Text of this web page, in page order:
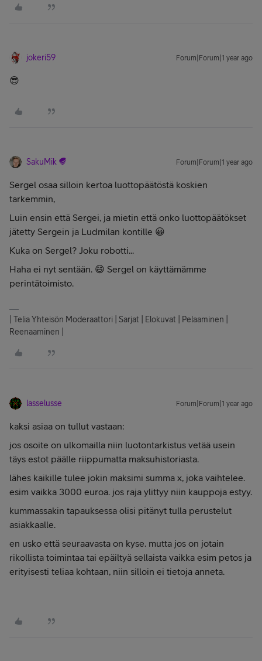
jokeri59 Forum|Forum|1 year ago
😎
SakuMik Forum|Forum|1 year ago
Sergel osaa silloin kertoa luottopäätöstä koskien
tarkemmin,
Luin ensin että Sergei, ja mietin että onko luottopäätökset
jätetty Sergein ja Ludmilan kontille 😀
Kuka on Sergel? Joku robotti...
Haha ei nyt sentään. 😄 Sergel on käyttämämme
perintätoimisto.
| Telia Yhteisön Moderaattori | Sarjat | Elokuvat | Pelaaminen |
Reenaaminen |
lasselusse Forum|Forum|1 year ago
kaksi asiaa on tullut vastaan:
jos osoite on ulkomailla niin luotontarkistus vetää usein
täys estot päälle riippumatta maksuhistoriasta.
lähes kaikille tulee jokin maksimi summa x, joka vaihtelee.
esim vaikka 3000 euroa. jos raja ylittyy niin kauppoja estyy.
kummassakin tapauksessa olisi pitänyt tulla perustelut
asiakkaalle.
en usko että seuraavasta on kyse. mutta jos on jotain
rikollista toimintaa tai epäiltyä sellaista vaikka esim petos ja
erityisesti teliaa kohtaan, niin silloin ei tietoja anneta.